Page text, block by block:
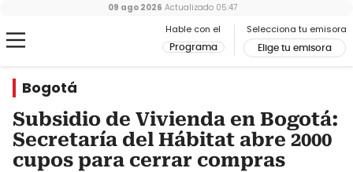
Hable con el
Programa
Selecciona tu emisora
Elige tu emisora
09 ago 2026 Actualizado 05:47
Bogotá
Subsidio de Vivienda en Bogotá:
Secretaría del Hábitat abre 2000
cupos para cerrar compras